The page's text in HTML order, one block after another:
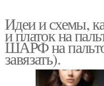
Идеи и схемы,
и платок на
ШАРФ на
завязать).